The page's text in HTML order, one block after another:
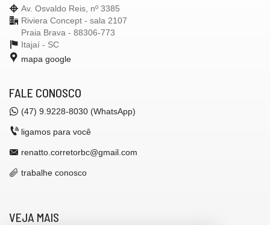
Av. Osvaldo Reis, nº 3385
Riviera Concept - sala 2107
Praia Brava - 88306-773
Itajaí - SC
mapa google
FALE CONOSCO
(47) 9.9228-8030 (WhatsApp)
ligamos para você
renatto.corretorbc@gmail.com
trabalhe conosco
VEJA MAIS